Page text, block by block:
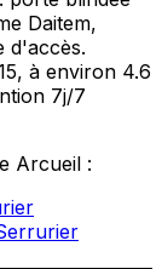
Daitem,
d'accès.
, à environ 4.6
7j/7
Arcueil :